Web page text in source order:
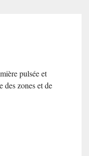
pulsée et
des zones et de